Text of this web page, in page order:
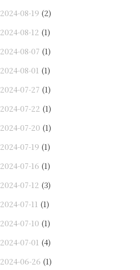
2024-08-19 (2)
2024-08-12 (1)
2024-08-07 (1)
2024-08-01 (1)
2024-07-27 (1)
2024-07-22 (1)
2024-07-20 (1)
2024-07-19 (1)
2024-07-16 (1)
2024-07-12 (3)
2024-07-11 (1)
2024-07-10 (1)
2024-07-01 (4)
2024-06-26 (1)